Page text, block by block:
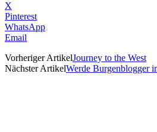
X
Pinterest
WhatsApp
Email
Vorheriger ArtikelJourney to the West
Nächster ArtikelWerde Burgenblogger